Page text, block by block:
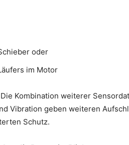
oder
im Motor
Kombination weiterer
Vibration geben weiteren
Schutz.